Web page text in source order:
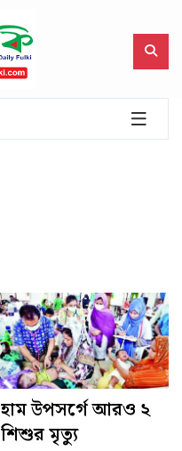
হাম উপসর্গে আরও ২
শিশুর মৃত্যু